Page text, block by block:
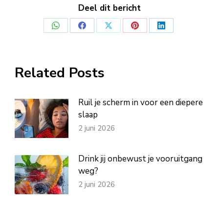
Deel dit bericht
Deel
Deel
Deel
Deel
Deel
Related Posts
Ruil je scherm in voor een diepere
slaap
2 juni 2026
Drink jij onbewust je vooruitgang
weg?
2 juni 2026